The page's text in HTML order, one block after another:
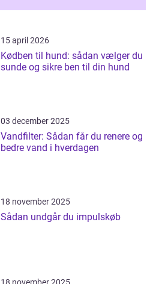
15 april 2026
Kødben til hund: sådan vælger du
sunde og sikre ben til din hund
03 december 2025
Vandfilter: Sådan får du renere og
bedre vand i hverdagen
18 november 2025
Sådan undgår du impulskøb